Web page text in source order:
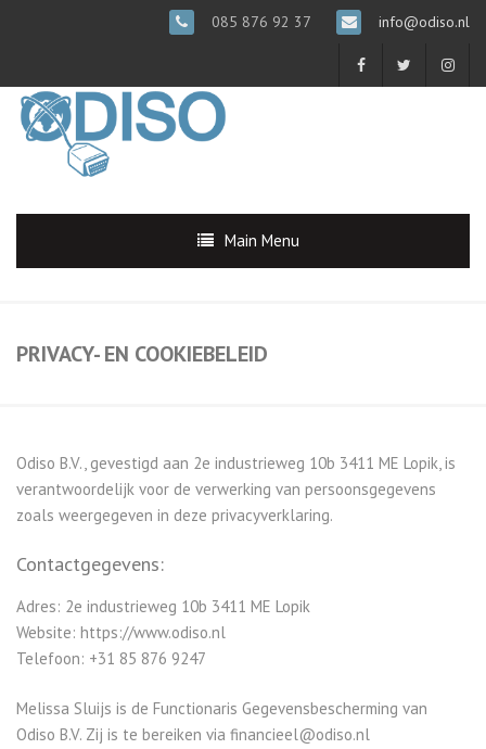
085 876 92 37 info@odiso.nl
Main Menu
PRIVACY- EN COOKIEBELEID
Odiso B.V., gevestigd aan 2e industrieweg 10b 3411 ME Lopik, is
verantwoordelijk voor de verwerking van persoonsgegevens
zoals weergegeven in deze privacyverklaring.
Contactgegevens:
Adres: 2e industrieweg 10b 3411 ME Lopik
Website: https://www.odiso.nl
Telefoon: +31 85 876 9247
Melissa Sluijs is de Functionaris Gegevensbescherming van
Odiso B.V. Zij is te bereiken via financieel@odiso.nl